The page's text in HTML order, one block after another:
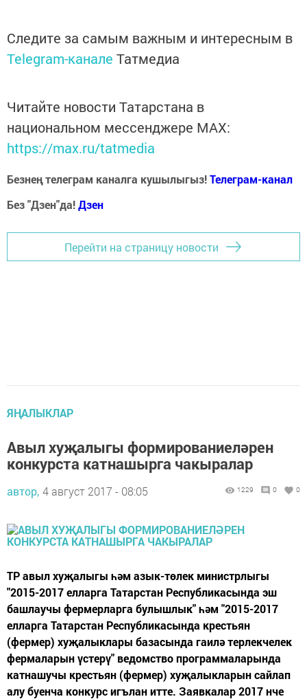
Следите за самым важным и интересным в
Telegram-канале Татмедиа
Читайте новости Татарстана в
национальном мессенджере MАХ:
https://max.ru/tatmedia
Безнең телеграм каналга кушылыгыз!Телеграм-канал
Без "Дзен"да!Дзен
Перейти на страницу новости
ЯҢАЛЫКЛАР
Авыл хуҗалыгы формированиеләрен
конкурста катнашырга чакыралар
автор, 4 август 2017 - 08:05 1229 0 0
ТР авыл хуҗалыгы һәм азык-төлек министрлыгы
"2015-2017 елларга Татарстан Республикасында эш
башлаучы фермерларга булышлык" һәм "2015-2017
елларга Татарстан Республикасында крестьян
(фермер) хуҗалыклары базасында гаилә терлекчелек
фермаларын үстерү" ведомство программаларында
катнашучы крестьян (фермер) хуҗалыкларын сайлап
алу буенча конкурс игълан итте. Заявкалар 2017 нче